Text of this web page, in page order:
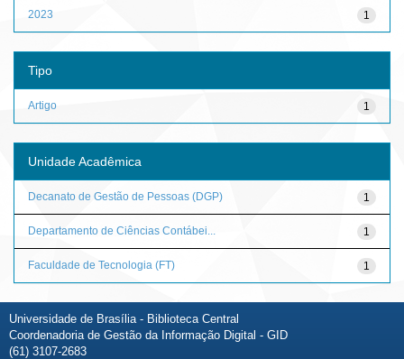
1
2023
Tipo
1
Artigo
Unidade Acadêmica
1
Decanato de Gestão de Pessoas (DGP)
1
Departamento de Ciências Contábei...
1
Faculdade de Tecnologia (FT)
Universidade de Brasília - Biblioteca Central
Coordenadoria de Gestão da Informação Digital - GID
(61) 3107-2683